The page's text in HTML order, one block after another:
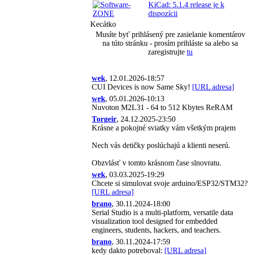
KiCad: 5.1.4 release je k
dispozícii
Kecátko
Musíte byť prihlásený pre zasielanie komentárov
na túto stránku - prosím prihláste sa alebo sa
zaregistrujte tu
wek, 12.01.2026-18:57
CUI Devices is now Same Sky! [URL adresa]
wek, 05.01.2026-10:13
Nuvoton M2L31 - 64 to 512 Kbytes ReRAM
Torgeir, 24.12.2025-23:50
Krásne a pokojné sviatky vám všetkým prajem
Nech vás detičky poslúchajú a klienti neserú.
Obzvlásť v tomto krásnom čase slnovratu.
wek, 03.03.2025-19:29
Chcete si simulovat svoje arduino/ESP32/STM32?
[URL adresa]
brano, 30.11.2024-18:00
Serial Studio is a multi-platform, versatile data
visualization tool designed for embedded
engineers, students, hackers, and teachers.
brano, 30.11.2024-17:59
kedy dakto potreboval: [URL adresa]